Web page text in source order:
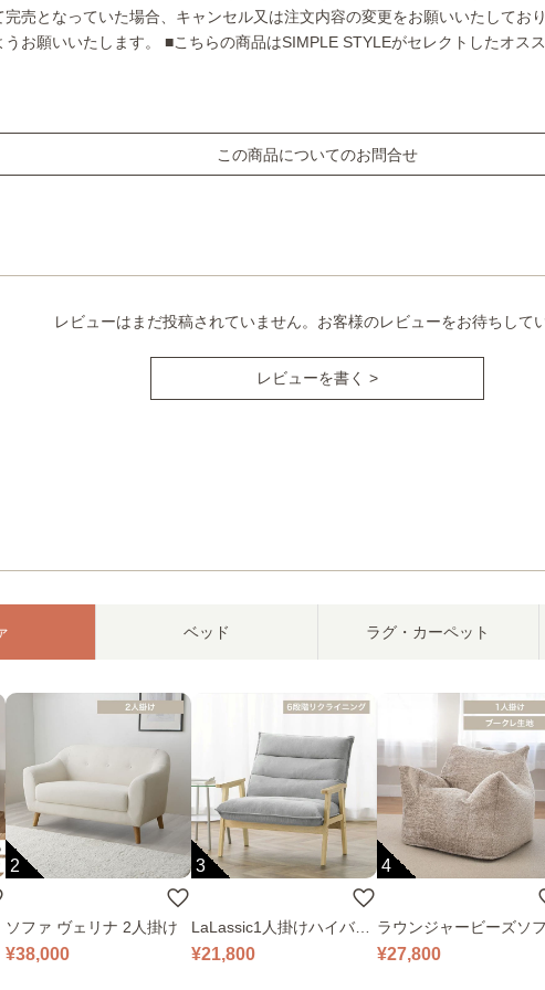
ベッド ラグ・カーペット
2
ソファ ヴェリナ 2人掛け
¥38,000
3
LaLassic1人掛けハイバッ
クソファ ワイド
¥21,800
4
ラウンジャービーズソ
¥27,800
売となっていた場合、キャンセル又は注文内容の変更をお願いいたしており
お願いいたします。 ■こちらの商品はSIMPLE STYLEがセレクトしたオスス
この商品についてのお問合せ
レビューはまだ投稿されていません。お客様のレビューをお待ちして
レビューを書く >